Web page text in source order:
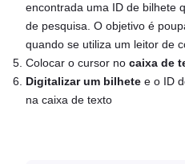
encontrada uma ID de bilhete
de pesquisa. O objetivo é
quando se utiliza um leitor de
Colocar o cursor no caixa de
Digitalizar um bilhete e o ID
na caixa de texto